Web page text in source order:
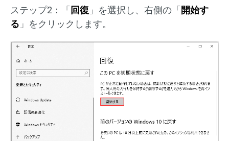
ステップ2：「 回復 」を選択し、右側の「 開始す
る 」をクリックします。